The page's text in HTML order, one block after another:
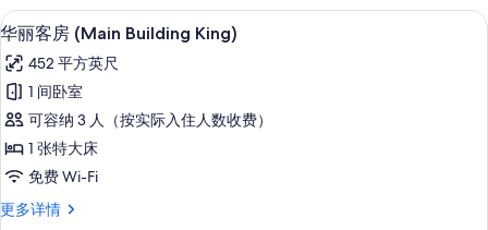
有
照
片
(Main
Building)
多
信
息
显
示
华
丽
客
房
(Main
Building
华丽客房 (Main Building King) | 1 多
7
华丽客房 (Main Building King)
452 平方英尺
1 间卧室
可容纳 3 人（按实际入住人数收费）
1 张特大床
免费 Wi-Fi
更多详情
华